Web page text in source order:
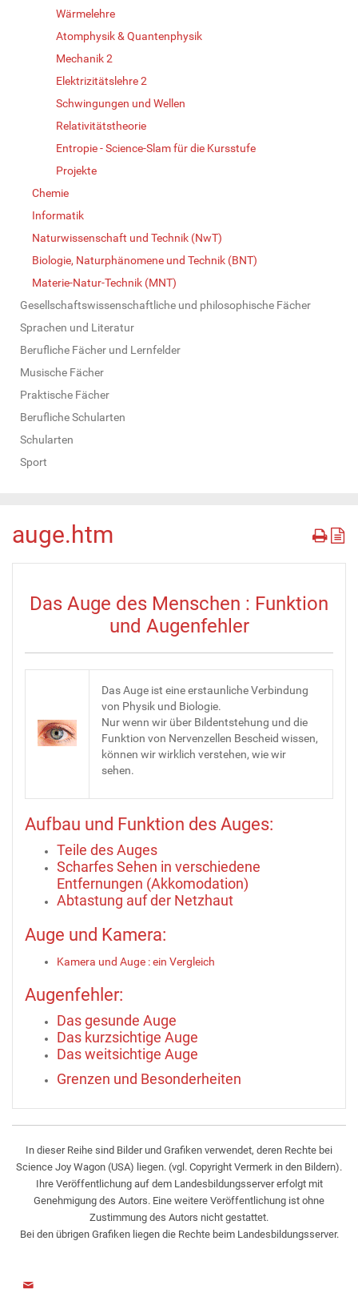
Wärmelehre
Atomphysik & Quantenphysik
Mechanik 2
Elektrizitätslehre 2
Schwingungen und Wellen
Relativitätstheorie
Entropie - Science-Slam für die Kursstufe
Projekte
Chemie
Informatik
Naturwissenschaft und Technik (NwT)
Biologie, Naturphänomene und Technik (BNT)
Materie-Natur-Technik (MNT)
Gesellschaftswissenschaftliche und philosophische Fächer
Sprachen und Literatur
Berufliche Fächer und Lernfelder
Musische Fächer
Praktische Fächer
Berufliche Schularten
Schularten
Sport
auge.htm
Das Auge des Menschen : Funktion
und Augenfehler
Das Auge ist eine erstaunliche Verbindung
von Physik und Biologie.
Nur wenn wir über Bildentstehung und die
Funktion von Nervenzellen Bescheid wissen,
können wir wirklich verstehen, wie wir
sehen.
Aufbau und Funktion des Auges:
Teile des Auges
Scharfes Sehen in verschiedene
Entfernungen (Akkomodation)
Abtastung auf der Netzhaut
Auge und Kamera:
Kamera und Auge : ein Vergleich
Augenfehler:
Das gesunde Auge
Das kurzsichtige Auge
Das weitsichtige Auge
Grenzen und Besonderheiten
In dieser Reihe sind Bilder und Grafiken verwendet, deren Rechte bei
Science Joy Wagon (USA) liegen. (vgl. Copyright Vermerk in den Bildern).
Ihre Veröffentlichung auf dem Landesbildungsserver erfolgt mit
Genehmigung des Autors. Eine weitere Veröffentlichung ist ohne
Zustimmung des Autors nicht gestattet.
Bei den übrigen Grafiken liegen die Rechte beim Landesbildungsserver.